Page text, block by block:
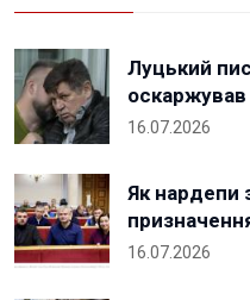
Луцький
16.07.2026
Як нардепи
16.07.2026